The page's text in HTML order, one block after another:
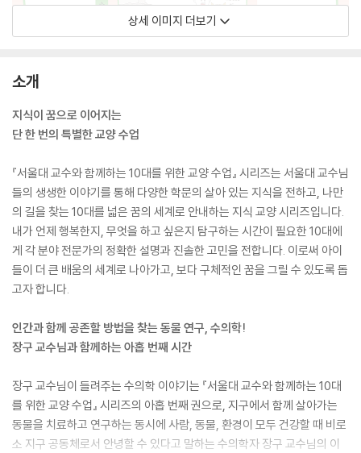
상세 이미지 더보기
소개
지식이 꿈으로 이어지는
단 한 번의 특별한 교양 수업
『서울대 교수와 함께하는 10대를 위한 교양 수업』 시리즈는 서울대 교수님
들의 생생한 이야기를 통해 다양한 학문의 살아 있는 지식을 전하고, 나만
의 길을 찾는 10대를 넓은 꿈의 세계로 안내하는 지식 교양 시리즈입니다.
내가 언제 행복한지, 무엇을 하고 싶은지 탐구하는 시간이 필요한 10대에
게 각 분야 전문가의 정확한 설명과 진솔한 고민을 전합니다. 이로써 아이
들이 더 큰 배움의 세계로 나아가고, 보다 구체적인 꿈을 그릴 수 있도록 돕
고자 합니다.
인간과 함께 공존할 방법을 찾는 동물 연구, 수의학!
장구 교수님과 함께하는 아홉 번째 시간
장구 교수님이 들려주는 수의학 이야기는 『서울대 교수와 함께하는 10대
를 위한 교양 수업』 시리즈의 아홉 번째 권으로, 지구에서 함께 살아가는
동물을 치료하고 연구하는 동시에 사람, 동물, 환경이 모두 건강할 때 비로
소 지구 공동체로서 안녕할 수 있다고 말하는 수의학자 장구 교수님의 이